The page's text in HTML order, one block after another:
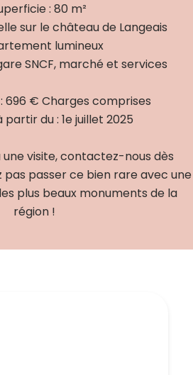
: 80 m²
sur le château de Langeais
lumineux
SNCF, marché et services
696 € Charges comprises
partir du : 1e juillet 2025
une visite, contactez-nous dès
pas passer ce bien rare avec une
plus beaux monuments de la
région !